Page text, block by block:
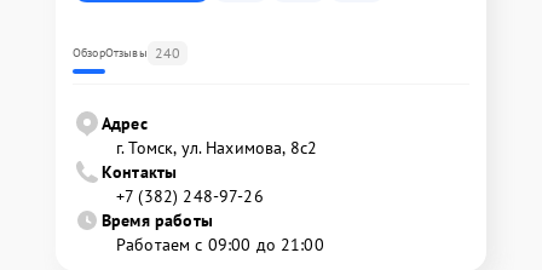
ОбзорОтзывы 240
Адрес
г. Томск, ул. Нахимова, 8с2
Контакты
+7 (382) 248-97-26
Время работы
Работаем с 09:00 до 21:00